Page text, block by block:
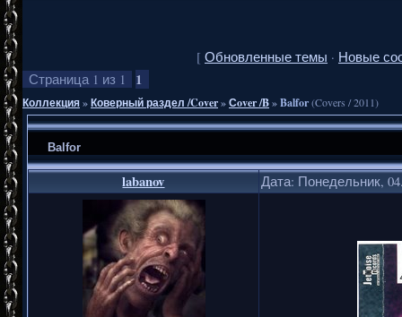
[ Обновленные темы · Новые
Страница 1 из 1 1
Коллекция»Коверный раздел /Cover»Сover /B»Balfor(Covers / 2011)
Balfor
labanov Дата: Понедельник,